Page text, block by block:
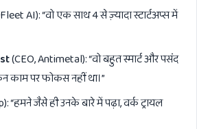
AI): “वो एक साथ 4 से ज़्यादा स्टार्टअप्स में
(CEO, Antimetal): “वो बहुत स्मार्ट और पसंद
काम पर फोकस नहीं था।”
“हमने जैसे ही उनके बारे में पढ़ा, वर्क ट्रायल